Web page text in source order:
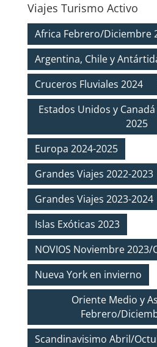
Viajes Turismo Activo
Africa Febrero/Diciembre
Argentina, Chile y
Cruceros Fluviales 2024
Estados Unidos y
2025
Europa 2024-2025
Grandes Viajes 2022-2023
Grandes Viajes 2023-2024
Islas Exóticas 2023
NOVIOS Noviembre
Nueva York en invierno
Oriente Medio y
Febrero/
Scandinavisimo Abril/